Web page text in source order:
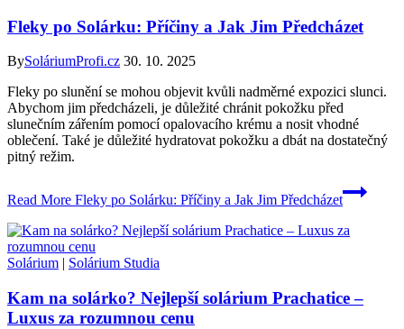
Fleky po Solárku: Příčiny a Jak Jim Předcházet
BySoláriumProfi.cz 30. 10. 2025
Fleky po slunění se mohou objevit kvůli nadměrné expozici slunci.
Abychom jim předcházeli, je důležité chránit pokožku před
slunečním zářením pomocí opalovacího krému a nosit vhodné
oblečení. Také je důležité hydratovat pokožku a dbát na dostatečný
pitný režim.
Read More Fleky po Solárku: Příčiny a Jak Jim Předcházet
Solárium | Solárium Studia
Kam na solárko? Nejlepší solárium Prachatice –
Luxus za rozumnou cenu